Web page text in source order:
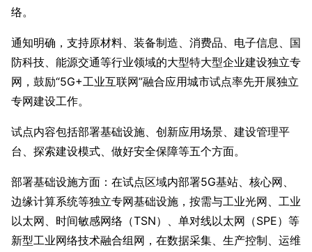
络。
通知明确，支持原材料、装备制造、消费品、电子信息、国
防科技、能源交通等行业领域的大型特大型企业建设独立专
网，鼓励“5G+工业互联网”融合应用城市试点率先开展独立
专网建设工作。
试点内容包括部署基础设施、创新应用场景、建设管理平
台、探索建设模式、做好安全保障等五个方面。
部署基础设施方面：在试点区域内部署5G基站、核心网、
边缘计算系统等独立专网基础设施，按需与工业光网、工业
以太网、时间敏感网络（TSN）、单对线以太网（SPE）等
新型工业网络技术融合组网，在数据采集、生产控制、运维